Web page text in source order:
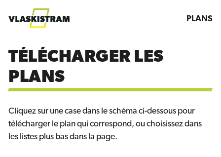
PLANS
TÉLÉCHARGER LES
PLANS
Cliquez sur une case dans le schéma ci-dessous pour
télécharger le plan qui correspond, ou choisissez dans
les listes plus bas dans la page.